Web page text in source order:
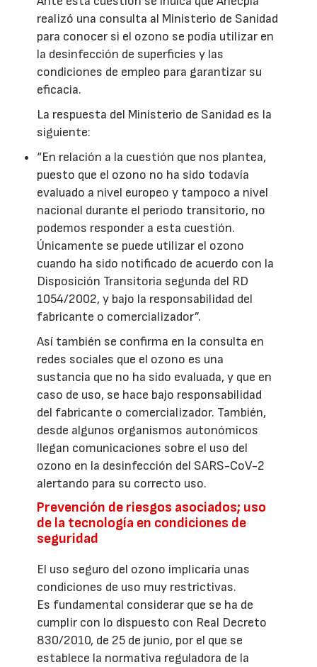
realizó una consulta al Ministerio de Sanidad
para conocer si el ozono se podía utilizar en
la desinfección de superficies y las
condiciones de empleo para garantizar su
eficacia.
La respuesta del Ministerio de Sanidad es la
siguiente:
“En relación a la cuestión que nos plantea,
puesto que el ozono no ha sido todavía
evaluado a nivel europeo y tampoco a nivel
nacional durante el periodo transitorio, no
podemos responder a esta cuestión.
Únicamente se puede utilizar el ozono
cuando ha sido notificado de acuerdo con la
Disposición Transitoria segunda del RD
1054/2002, y bajo la responsabilidad del
fabricante o comercializador”.
Así también se confirma en la consulta en
redes sociales que el ozono es una
sustancia que no ha sido evaluada, y que en
caso de uso, se hace bajo responsabilidad
del fabricante o comercializador. También,
desde algunos organismos autonómicos
llegan comunicaciones sobre el uso del
ozono en la desinfección del SARS-CoV-2
alertando para su correcto uso.
Prevención de riesgos asociados; uso
de la tecnología en condiciones de
seguridad
El uso seguro del ozono implicaría unas
condiciones de uso muy restrictivas.
Es fundamental considerar que se ha de
cumplir con lo dispuesto con Real Decreto
830/2010, de 25 de junio, por el que se
establece la normativa reguladora de la